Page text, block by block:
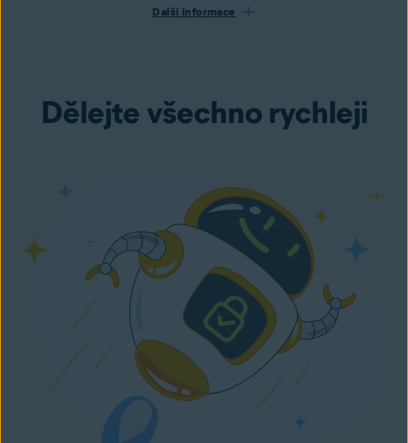
Další informace
Dělejte všechno rychleji